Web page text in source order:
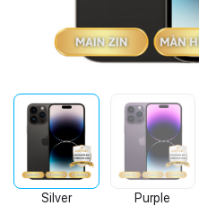
Silver Purple